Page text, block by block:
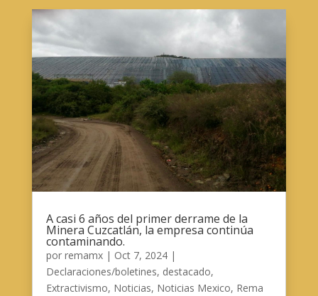
A casi 6 años del primer derrame de la
Minera Cuzcatlán, la empresa continúa
contaminando.
por remamx| Oct 7, 2024|
Declaraciones/boletines, destacado,
Extractivismo, Noticias, Noticias Mexico, Rema